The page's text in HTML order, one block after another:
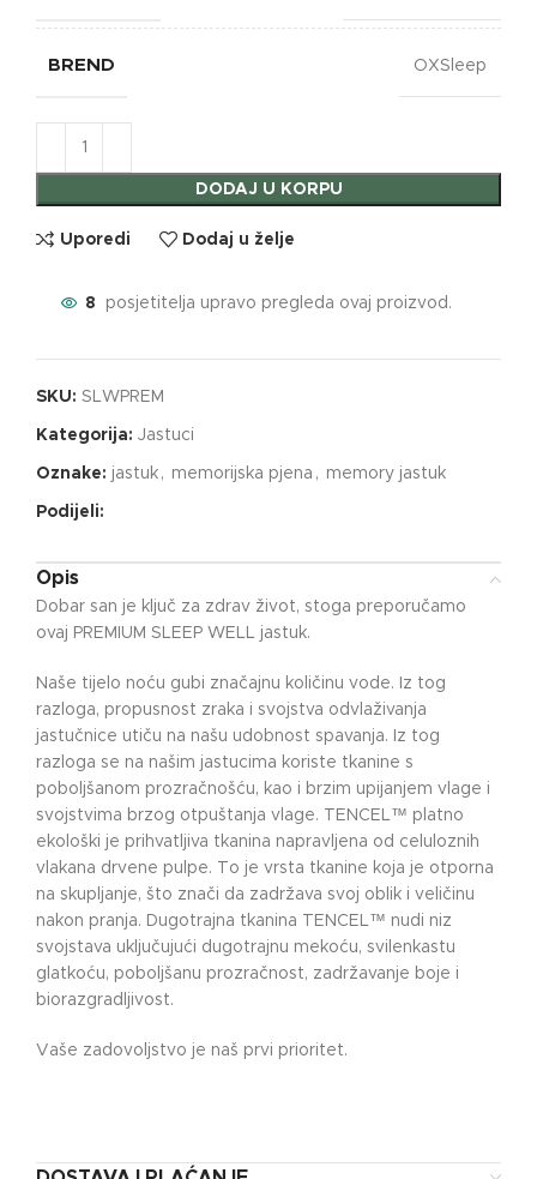
BREND OXSleep
DODAJ U KORPU
Uporedi Dodaj u želje
8 posjetitelja upravo pregleda ovaj proizvod.
SKU: SLWPREM
Kategorija: Jastuci
Oznake: jastuk , memorijska pjena , memory jastuk
Podijeli:
Opis
Dobar san je ključ za zdrav život, stoga preporučamo
ovaj PREMIUM SLEEP WELL jastuk.
Naše tijelo noću gubi značajnu količinu vode. Iz tog
razloga, propusnost zraka i svojstva odvlaživanja
jastučnice utiču na našu udobnost spavanja. Iz tog
razloga se na našim jastucima koriste tkanine s
poboljšanom prozračnošću, kao i brzim upijanjem vlage i
svojstvima brzog otpuštanja vlage. TENCEL™ platno
ekološki je prihvatljiva tkanina napravljena od celuloznih
vlakana drvene pulpe. To je vrsta tkanine koja je otporna
na skupljanje, što znači da zadržava svoj oblik i veličinu
nakon pranja. Dugotrajna tkanina TENCEL™ nudi niz
svojstava uključujući dugotrajnu mekoću, svilenkastu
glatkoću, poboljšanu prozračnost, zadržavanje boje i
biorazgradljivost.
Vaše zadovoljstvo je naš prvi prioritet.